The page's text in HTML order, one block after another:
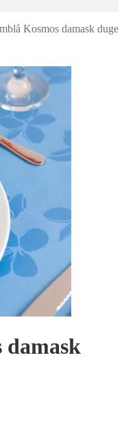
Kosmos damask duge
damask